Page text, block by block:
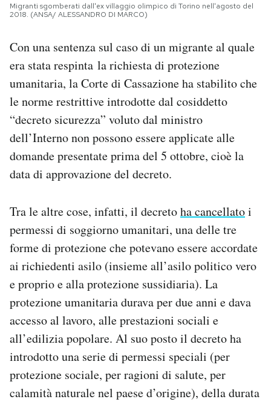
SHOP
Area Personale
Newsletter
Notifiche mobile
Regala il Post
Hai bisogno di aiuto?
Migranti sgomberati dall'ex villaggio olimpico di Torino nell'agosto del
2018. (ANSA/ ALESSANDRO DI MARCO)
Con una sentenza sul caso di un migrante al quale
era stata respinta la richiesta di protezione
umanitaria, la Corte di Cassazione ha stabilito che
le norme restrittive introdotte dal cosiddetto
“decreto sicurezza” voluto dal ministro
dell’Interno non possono essere applicate alle
domande presentate prima del 5 ottobre, cioè la
data di approvazione del decreto.
Tra le altre cose, infatti, il decretoha cancellatoi
permessi di soggiorno umanitari, una delle tre
forme di protezione che potevano essere accordate
ai richiedenti asilo (insieme all’asilo politico vero
e proprio e alla protezione sussidiaria). La
protezione umanitaria durava per due anni e dava
accesso al lavoro, alle prestazioni sociali e
all’edilizia popolare. Al suo posto il decreto ha
introdotto una serie di permessi speciali (per
protezione sociale, per ragioni di salute, per
calamità naturale nel paese d’origine), della durata